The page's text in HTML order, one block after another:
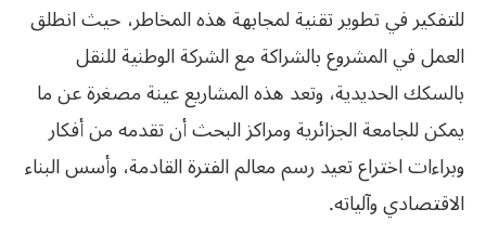
للتفكير في تطوير تقنية لمجابهة هذه المخاطر، حيث انطلق
العمل في المشروع بالشراكة مع الشركة الوطنية للنقل
بالسكك الحديدية، وتعد هذه المشاريع عينة مصغرة عن ما
يمكن للجامعة الجزائرية ومراكز البحث أن تقدمه من أفكار
وبراءات اختراع تعيد رسم معالم الفترة القادمة، وأسس البناء
الاقتصادي وآلياته.